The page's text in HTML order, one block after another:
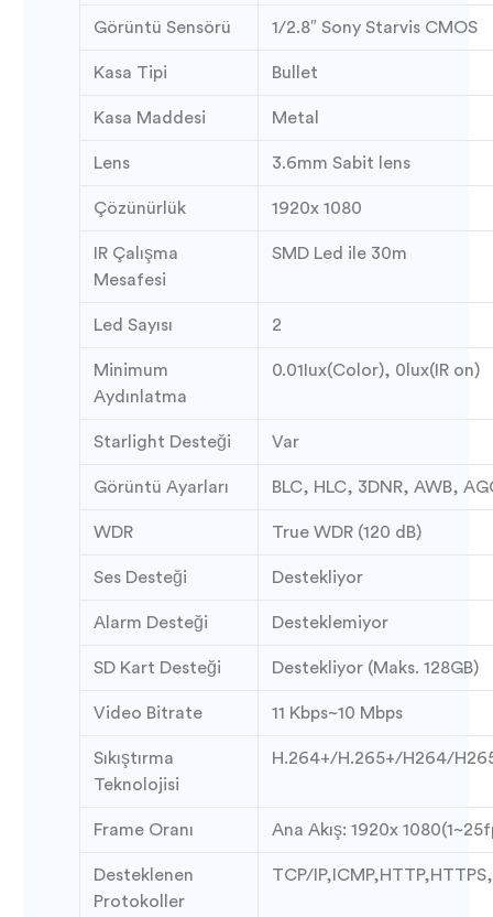
Görüntü Sensörü 1/2.8″ Sony Starvis CMOS
Kasa Tipi Bullet
Kasa Maddesi Metal
Lens 3.6mm Sabit lens
Çözünürlük 1920x 1080
IR Çalışma
Mesafesi
SMD Led ile 30m
Led Sayısı 2
Minimum
Aydınlatma
0.01Iux(Color), 0lux(IR on)
Starlight Desteği Var
Görüntü Ayarları BLC, HLC, 3DNR, AWB,
WDR True WDR (120 dB)
Ses Desteği Destekliyor
Alarm Desteği Desteklemiyor
SD Kart Desteği Destekliyor (Maks. 128GB)
Video Bitrate 11 Kbps~10 Mbps
Sıkıştırma
Teknolojisi
H.264+/H.265+/H264/
Frame Oranı Ana Akış: 1920x
Desteklenen
Protokoller
TCP/